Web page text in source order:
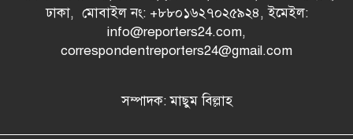
ঢাকা, মোবাইল নং: +৮৮০১৬২৭০২৫৯২৪, ইমেইল:
info@reporters24.com,
correspondentreporters24@gmail.com
সম্পাদক: মাছুম বিল্লাহ